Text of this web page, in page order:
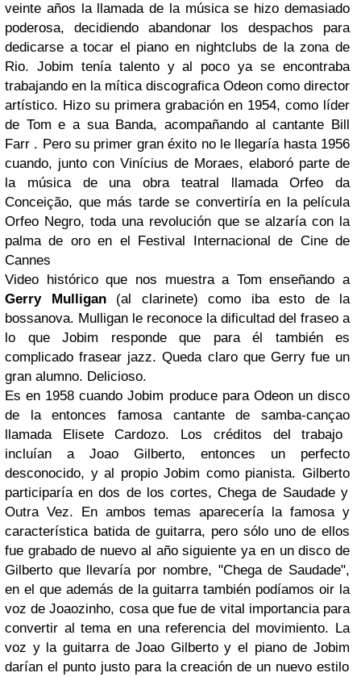
veinte años la llamada de la música se hizo demasiado
poderosa, decidiendo abandonar los despachos para
dedicarse a tocar el piano en nightclubs de la zona de
Rio. Jobim tenía talento y al poco ya se encontraba
trabajando en la mítica discografica Odeon como director
artístico. Hizo su primera grabación en 1954, como líder
de Tom e a sua Banda, acompañando al cantante Bill
Farr . Pero su primer gran éxito no le llegaría hasta 1956
cuando, junto con Vinícius de Moraes, elaboró parte de
la música de una obra teatral llamadaOrfeo da
Conceição, que más tarde se convertiría en la película
Orfeo Negro, toda una revolución que se alzaría con la
palma de oro en el Festival Internacional de Cine de
Cannes
Video histórico que nos muestra a Tom enseñando a
Gerry Mulligan(al clarinete) como iba esto de la
bossanova. Mulligan le reconoce la dificultad del fraseo a
lo que Jobim responde que para él también es
complicado frasear jazz. Queda claro que Gerry fue un
gran alumno. Delicioso.
Es en 1958 cuandoJobim produce para Odeonun disco
de la entonces famosa cantante de samba-cançao
llamada Elisete Cardozo. Los créditos del trabajo
incluían a Joao Gilberto, entonces un perfecto
desconocido, y al propioJobim como pianista.Gilberto
participaría en dos de los cortes,Chega de Saudadey
Outra Vez. En ambos temas aparecería la famosa y
característica batida de guitarra, pero sólo uno de ellos
fue grabado de nuevo al año siguiente ya en un disco de
Gilberto que llevaría por nombre, "Chega de Saudade",
en el que además de la guitarra también podíamos oir la
voz deJoaozinho, cosa que fue de vital importancia para
convertir al tema en una referencia del movimiento. La
voz y la guitarra deJoao Gilbertoy el piano deJobim
darían el punto justo para la creación de un nuevo estilo